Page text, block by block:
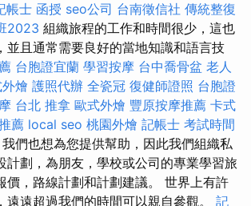
帳士 函授 seo公司 台南徵信社 傳統整復
2023 組織旅程的工作和時間很少，這也
並且通常需要良好的當地知識和語言技
台胞證宜蘭 學習按摩 台中喬骨盆 老人
燴 護照代辦 全瓷冠 復健師證照 台胞證
台北 推拿 歐式外燴 豐原按摩推薦 卡式
薦 local seo 桃園外燴 記帳士 考試時間
我們也想為您提供幫助，因此我們組織私
計劃，為朋友，學校或公司的專業學習旅
價，路線計劃和計劃建議。 世界上有許
遠遠超過我們的時間可以親自參觀。 記